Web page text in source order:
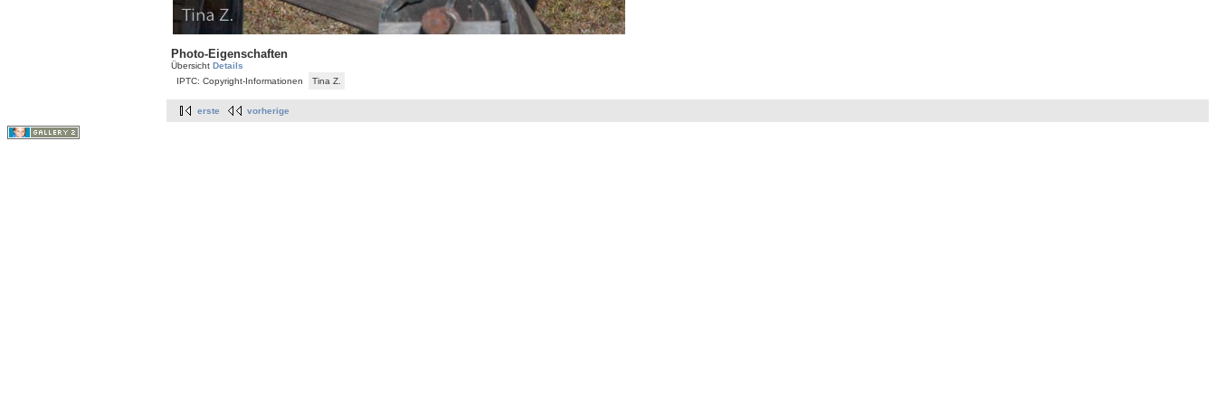
Photo-Eigenschaften
Übersicht Details
IPTC: Copyright-Informationen
Tina Z.
erste vorherige